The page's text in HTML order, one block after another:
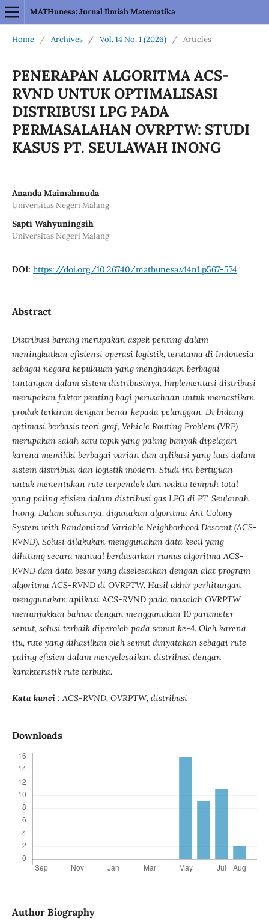
MATHunesa: Jurnal Ilmiah Matematika
Home / Archives / Vol. 14 No. 1 (2026) / Articles
PENERAPAN ALGORITMA ACS-
RVND UNTUK OPTIMALISASI
DISTRIBUSI LPG PADA
PERMASALAHAN OVRPTW: STUDI
KASUS PT. SEULAWAH INONG
Ananda Maimahmuda
Universitas Negeri Malang
Sapti Wahyuningsih
Universitas Negeri Malang
DOI: https://doi.org/10.26740/mathunesa.v14n1.p567-574
Abstract
Distribusi barang merupakan aspek penting dalam
meningkatkan efisiensi operasi logistik, terutama di Indonesia
sebagai negara kepulauan yang menghadapi berbagai
tantangan dalam sistem distribusinya. Implementasi distribusi
merupakan faktor penting bagi perusahaan untuk memastikan
produk terkirim dengan benar kepada pelanggan. Di bidang
optimasi berbasis teori graf, Vehicle Routing Problem (VRP)
merupakan salah satu topik yang paling banyak dipelajari
karena memiliki berbagai varian dan aplikasi yang luas dalam
sistem distribusi dan logistik modern. Studi ini bertujuan
untuk menentukan rute terpendek dan waktu tempuh total
yang paling efisien dalam distribusi gas LPG di PT. Seulawah
Inong. Dalam solusinya, digunakan algoritma Ant Colony
System with Randomized Variable Neighborhood Descent (ACS-
RVND). Solusi dilakukan menggunakan data kecil yang
dihitung secara manual berdasarkan rumus algoritma ACS-
RVND dan data besar yang diselesaikan dengan alat program
algoritma ACS-RVND di OVRPTW. Hasil akhir perhitungan
menggunakan aplikasi ACS-RVND pada masalah OVRPTW
menunjukkan bahwa dengan menggunakan 10 parameter
semut, solusi terbaik diperoleh pada semut ke-4. Oleh karena
itu, rute yang dihasilkan oleh semut dinyatakan sebagai rute
paling efisien dalam menyelesaikan distribusi dengan
karakteristik rute terbuka.
Kata kunci: ACS-RVND, OVRPTW, distribusi
Downloads
Author Biography